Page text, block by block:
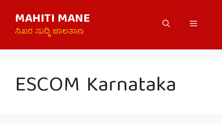
content
MAHITI MANE
ನಿಖರ ಸುದ್ದಿ ಜಾಲತಾಣ
Menu
ESCOM Karnataka